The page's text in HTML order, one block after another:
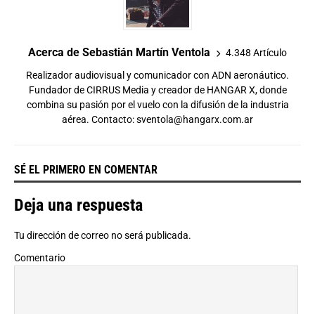
Acerca de Sebastián Martín Ventola 4.348 Artículo
Realizador audiovisual y comunicador con ADN aeronáutico.
Fundador de CIRRUS Media y creador de HANGAR X, donde
combina su pasión por el vuelo con la difusión de la industria
aérea. Contacto:sventola@hangarx.com.ar
SÉ EL PRIMERO EN COMENTAR
Deja una respuesta
Tu dirección de correo no será publicada.
Comentario